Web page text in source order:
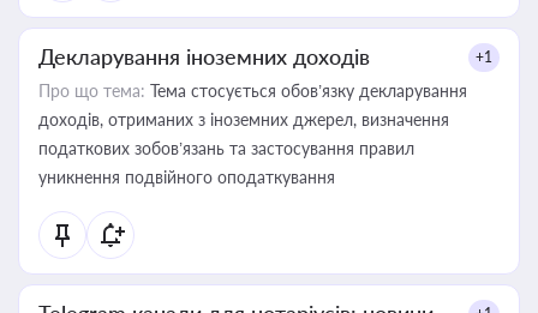
Декларування іноземних доходів +1
Про що тема: Тема стосується обов’язку декларування
доходів, отриманих з іноземних джерел, визначення
податкових зобов’язань та застосування правил
уникнення подвійного оподаткування